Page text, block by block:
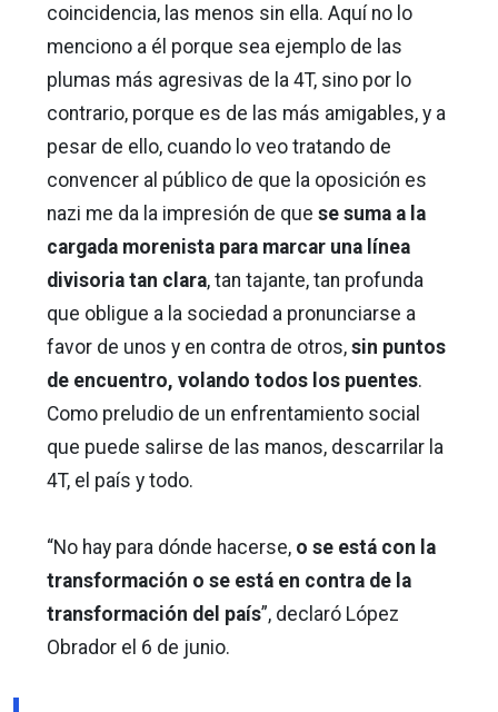
coincidencia, las menos sin ella. Aquí no lo
menciono a él porque sea ejemplo de las
plumas más agresivas de la 4T, sino por lo
contrario, porque es de las más amigables, y a
pesar de ello, cuando lo veo tratando de
convencer al público de que la oposición es
nazi me da la impresión de que se suma a la
cargada morenista para marcar una línea
divisoria tan clara, tan tajante, tan profunda
que obligue a la sociedad a pronunciarse a
favor de unos y en contra de otros, sin puntos
de encuentro, volando todos los puentes.
Como preludio de un enfrentamiento social
que puede salirse de las manos, descarrilar la
4T, el país y todo.
“No hay para dónde hacerse, o se está con la
transformación o se está en contra de la
transformación del país”, declaró López
Obrador el 6 de junio.